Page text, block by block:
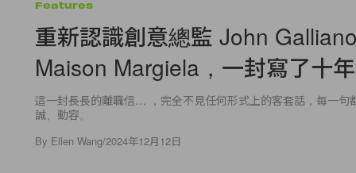
Features
重新認識創意總監 John
Maison Margiela，一封寫了十年
這一封長長的離職信… ，完全不見任何形式上的客套話，每一句
誠、動容。
By Ellen Wang/2024年12月12日